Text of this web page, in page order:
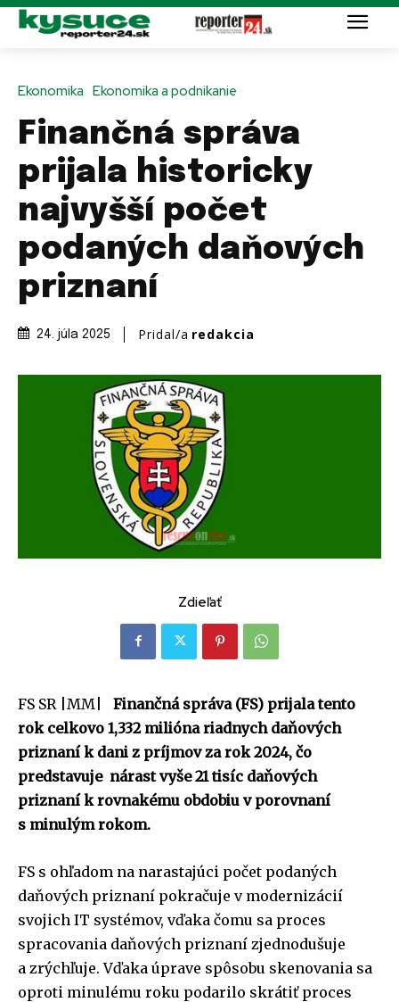
Ekonomika Ekonomika a podnikanie
Finančná správa
prijala historicky
najvyšší počet
podaných daňových
priznaní
24. júla 2025 Pridal/a redakcia
Zdieľať
FS SR |MM| Finančná správa (FS) prijala tento
rok celkovo 1,332 milióna riadnych daňových
priznaní k dani z príjmov za rok 2024, čo
predstavuje nárast vyše 21 tisíc daňových
priznaní k rovnakému obdobiu v porovnaní
s minulým rokom.
FS s ohľadom na narastajúci počet podaných
daňových priznaní pokračuje v modernizácií
svojich IT systémov, vďaka čomu sa proces
spracovania daňových priznaní zjednodušuje
a zrýchľuje. Vďaka úprave spôsobu skenovania sa
oproti minulému roku podarilo skrátiť proces